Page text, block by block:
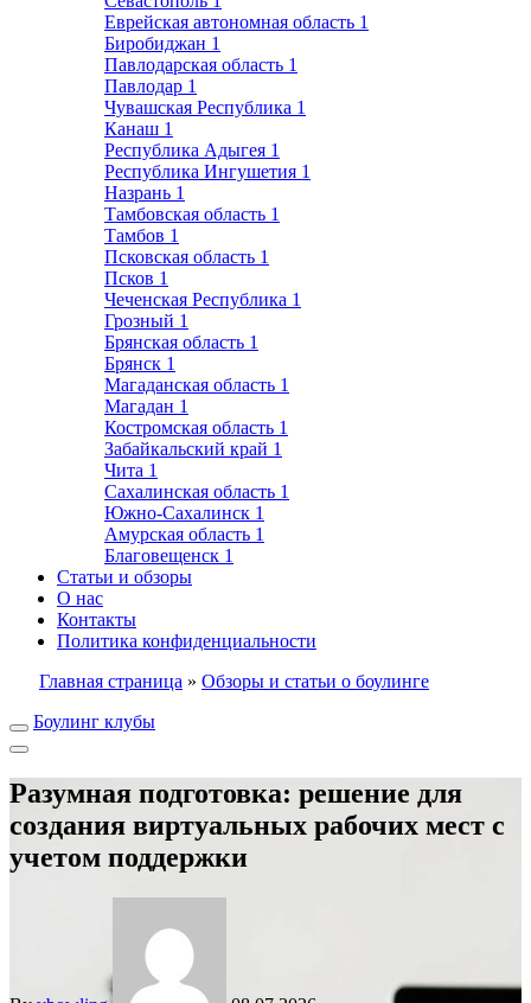
Еврейская автономная область 1
Биробиджан 1
Павлодарская область 1
Павлодар 1
Чувашская Республика 1
Канаш 1
Республика Адыгея 1
Республика Ингушетия 1
Назрань 1
Тамбовская область 1
Тамбов 1
Псковская область 1
Псков 1
Чеченская Республика 1
Грозный 1
Брянская область 1
Брянск 1
Магаданская область 1
Магадан 1
Костромская область 1
Забайкальский край 1
Чита 1
Сахалинская область 1
Южно-Сахалинск 1
Амурская область 1
Благовещенск 1
Статьи и обзоры
О нас
Контакты
Политика конфиденциальности
Главная страница » Обзоры и статьи о боулинге
Боулинг клубы
Разумная подготовка: решение для
создания виртуальных рабочих мест с
учетом поддержки